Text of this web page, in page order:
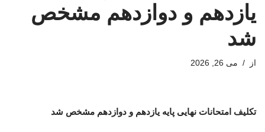
یازدهم و دوازدهم مشخص
شد
از می 26, 2026
تکلیف امتحانات نهایی پایه یازدهم و دوازدهم مشخص شد